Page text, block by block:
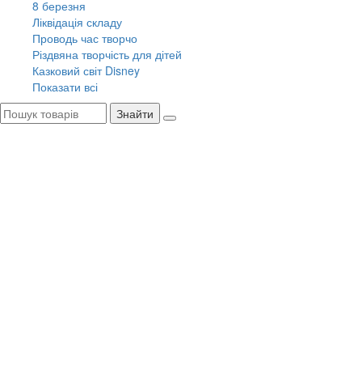
8 березня
Ліквідація складу
Проводь час творчо
Різдвяна творчість для дітей
Казковий світ Disney
Показати всі
Знайти